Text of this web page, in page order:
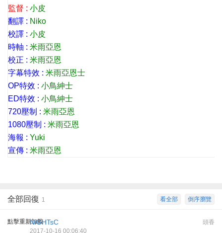
監督 : 小皮
翻譯 : Niko
校譯 : 小皮
時軸 : 米雨亞恩
校正 : 米雨亞恩
字幕特效 : 米雨亞恩士
OP特效 : 小鳥紳士
ED特效 : 小鳥紳士
720壓制 : 米雨亞恩
1080壓制 : 米雨亞恩
海報 : Yuki
宣傳 : 米雨亞恩
倒序瀏覽
看全部
全部回復 1
點擊重新加載 頭香
NiGHTsC
2017-10-16 00:06:40